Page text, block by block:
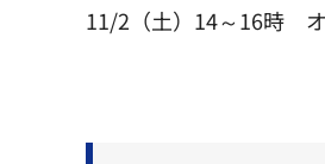
11/2（土）14～16時